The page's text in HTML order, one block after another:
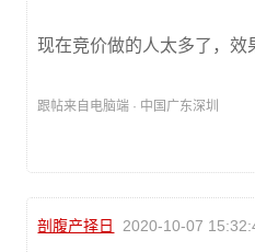
现在竞价做的人太多了，效
跟帖来自电脑端 · 中国广东深圳
剖腹产择日 2020-10-07